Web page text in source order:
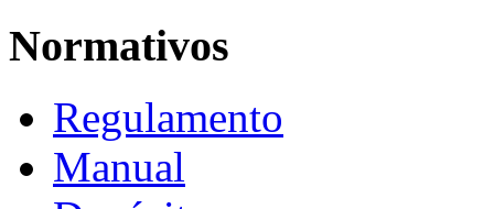
Normativos
Regulamento
Manual